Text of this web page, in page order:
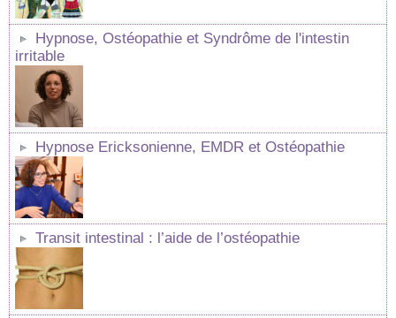
Hypnose, Ostéopathie et Syndrôme de l'intestin
irritable
Hypnose Ericksonienne, EMDR et Ostéopathie
Transit intestinal : l’aide de l’ostéopathie